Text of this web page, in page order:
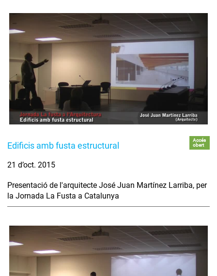
Edificis amb fusta estructural
Accés
obert
21 d’oct. 2015
Presentació de l'arquitecte José Juan Martínez Larriba, per
la Jornada La Fusta a Catalunya